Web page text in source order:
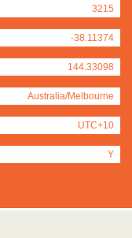
3215
-38.11374
144.33098
Australia/Melbourne
UTC+10
Y